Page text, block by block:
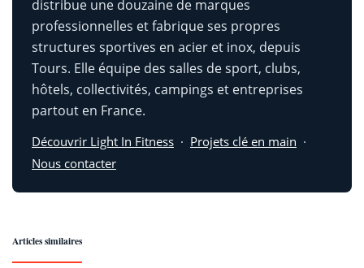
distribue une douzaine de marques
professionnelles et fabrique ses propres
structures sportives en acier et inox, depuis
Tours. Elle équipe des salles de sport, clubs,
hôtels, collectivités, campings et entreprises
partout en France.
Découvrir Light In Fitness · Projets clé en main ·
Nous contacter
Articles similaires